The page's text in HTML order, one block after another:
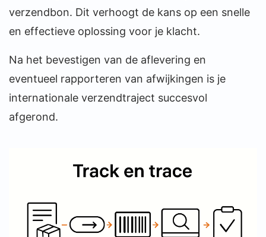
verzendbon. Dit verhoogt de kans op een snelle
en effectieve oplossing voor je klacht.
Na het bevestigen van de aflevering en
eventueel rapporteren van afwijkingen is je
internationale verzendtraject succesvol
afgerond.